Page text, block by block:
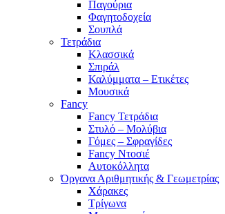
Παγούρια
Φαγητοδοχεία
Σουπλά
Τετράδια
Κλασσικά
Σπιράλ
Καλύμματα – Ετικέτες
Μουσικά
Fancy
Fancy Τετράδια
Στυλό – Μολύβια
Γόμες – Σφραγίδες
Fancy Ντοσιέ
Αυτοκόλλητα
Όργανα Αριθμητικής & Γεωμετρίας
Χάρακες
Τρίγωνα